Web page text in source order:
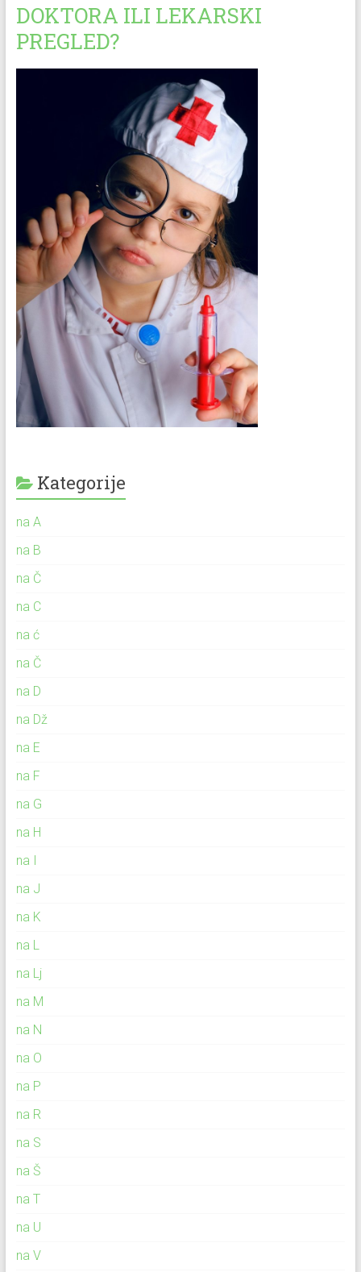
DOKTORA ILI LEKARSKI
PREGLED?
Kategorije
na A
na B
na Č
na C
na ć
na Č
na D
na Dž
na E
na F
na G
na H
na I
na J
na K
na L
na Lj
na M
na N
na O
na P
na R
na S
na Š
na T
na U
na V